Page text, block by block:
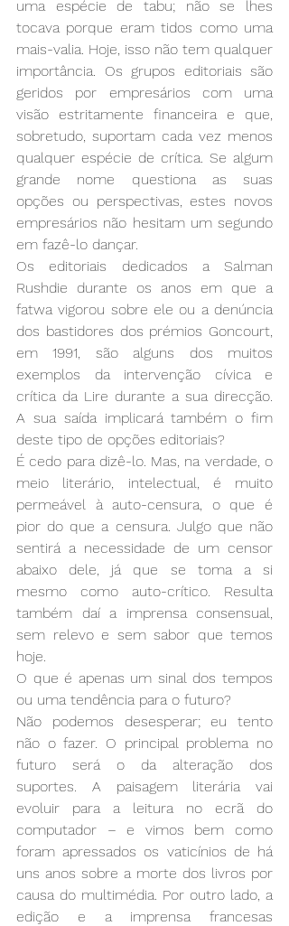
uma espécie de tabu; não se lhes
tocava porque eram tidos como uma
mais-valia. Hoje, isso não tem qualquer
importância. Os grupos editoriais são
geridos por empresários com uma
visão estritamente financeira e que,
sobretudo, suportam cada vez menos
qualquer espécie de crítica. Se algum
grande nome questiona as suas
opções ou perspectivas, estes novos
empresários não hesitam um segundo
em fazê-lo dançar.
Os editoriais dedicados a Salman
Rushdie durante os anos em que a
fatwa vigorou sobre ele ou a denúncia
dos bastidores dos prémios Goncourt,
em 1991, são alguns dos muitos
exemplos da intervenção cívica e
crítica da Lire durante a sua direcção.
A sua saída implicará também o fim
deste tipo de opções editoriais?
É cedo para dizê-lo. Mas, na verdade, o
meio literário, intelectual, é muito
permeável à auto-censura, o que é
pior do que a censura. Julgo que não
sentirá a necessidade de um censor
abaixo dele, já que se toma a si
mesmo como auto-crítico. Resulta
também daí a imprensa consensual,
sem relevo e sem sabor que temos
hoje.
O que é apenas um sinal dos tempos
ou uma tendência para o futuro?
Não podemos desesperar; eu tento
não o fazer. O principal problema no
futuro será o da alteração dos
suportes. A paisagem literária vai
evoluir para a leitura no ecrã do
computador – e vimos bem como
foram apressados os vaticínios de há
uns anos sobre a morte dos livros por
causa do multimédia. Por outro lado, a
edição e a imprensa francesas